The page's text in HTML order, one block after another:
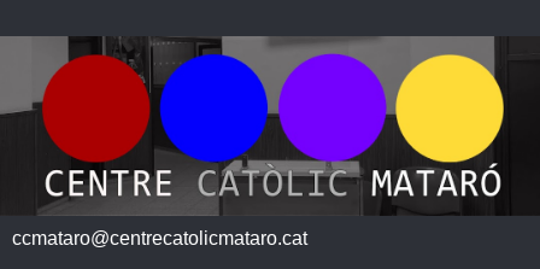
ccmataro@centrecatolicmataro.cat